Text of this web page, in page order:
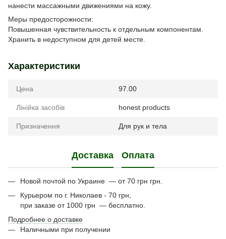
нанести массажными движениями на кожу.
Меры предосторожности:
Повышенная чувствительность к отдельным компонентам.
Хранить в недоступном для детей месте.
Характеристики
Цена 97.00
Лінійка засобів honest products
Призначення Для рук и тела
Доставка Оплата
Новой почтой по Украине — от 70 грн грн.
Курьером по г. Николаев - 70 грн,
при заказе от 1000 грн — бесплатно.
Подробнее о доставке
Наличными при получении